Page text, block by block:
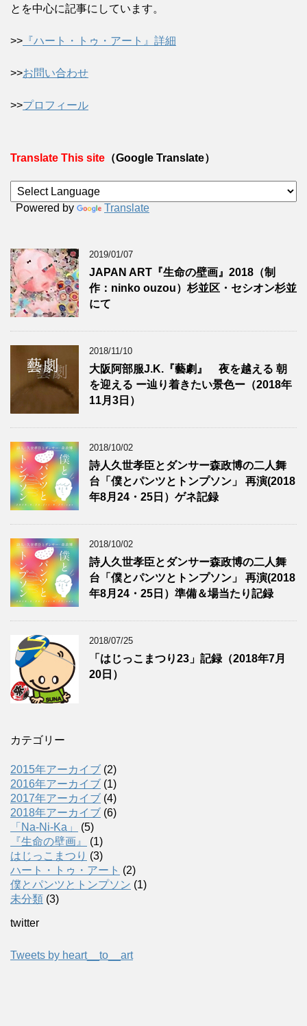
とを中心に記事にしています。
>> 『ハート・トゥ・アート』詳細
>>お問い合わせ
>>プロフィール
Translate This site （Google Translate）
Powered by Translate
2019/01/07
JAPAN ART『生命の壁画』2018（制
作：ninko ouzou）杉並区・セシオン杉並
にて
2018/11/10
大阪阿部服J.K.『藝劇』 夜を越える 朝
を迎える ー辿り着きたい景色ー（2018年
11月3日）
2018/10/02
詩人久世孝臣とダンサー森政博の二人舞
台「僕とパンツとトンプソン」 再演(2018
年8月24・25日）ゲネ記録
2018/10/02
詩人久世孝臣とダンサー森政博の二人舞
台「僕とパンツとトンプソン」 再演(2018
年8月24・25日）準備＆場当たり記録
2018/07/25
「はじっこまつり23」記録（2018年7月
20日）
カテゴリー
2015年アーカイブ (2)
2016年アーカイブ (1)
2017年アーカイブ (4)
2018年アーカイブ (6)
「Na-Ni-Ka」
(5)
『生命の壁画』
(1)
はじっこまつり (3)
ハート・トゥ・アート (2)
僕とパンツとトンプソン (1)
未分類 (3)
twitter
Tweets by heart__to__art